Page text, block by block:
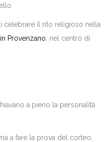
celebrare il rito religioso nella
Provenzano , nel centro di
a pieno la personalità
a fare la prova del corteo,